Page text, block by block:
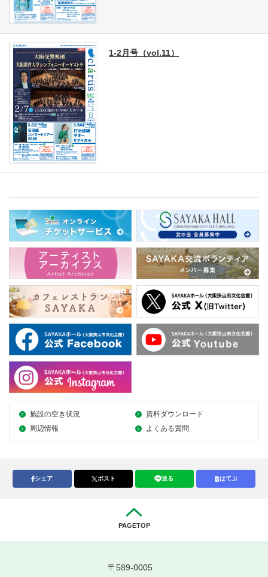
1-2月号（vol.11）
施設の空き状況
資料ダウンロード
周辺情報
よくある質問
シェア ポスト 送る はてぶ
PAGETOP
〒589-0005